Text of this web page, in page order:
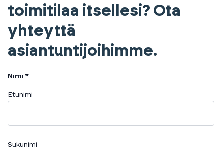
toimitilaa itsellesi? Ota
yhteyttä
asiantuntijoihimme.
Nimi
Etunimi
Sukunimi